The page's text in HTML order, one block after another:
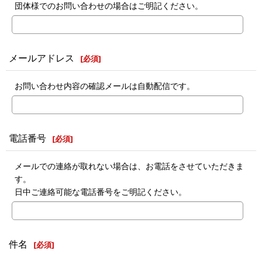
団体様でのお問い合わせの場合はご明記ください。
メールアドレス [必須]
お問い合わせ内容の確認メールは自動配信です。
電話番号 [必須]
メールでの連絡が取れない場合は、お電話をさせていただきま
す。
日中ご連絡可能な電話番号をご明記ください。
件名 [必須]